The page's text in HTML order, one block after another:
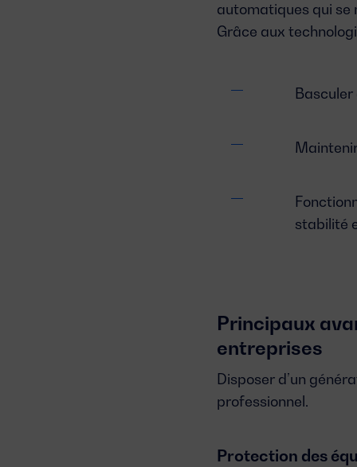
automatiques qui se
Grâce aux
stabilité
Principaux
entreprises
Disposer d’un
professionnel.
Protection des